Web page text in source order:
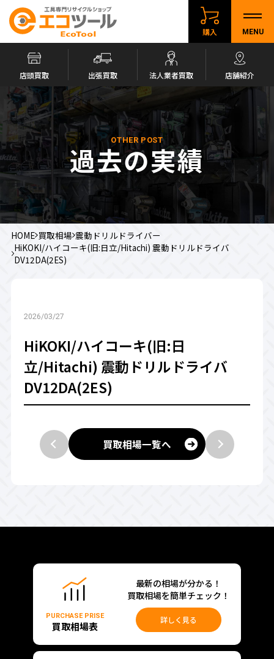
購入 MENU
店頭買取 出張買取 法人業者買取 店舗紹介
OTHER POST
過去の実績
HOME 買取相場 震動ドリルドライバー
HiKOKI/ハイコーキ(旧:日立/Hitachi) 震動ドリルドライバ
DV12DA(2ES)
2026/03/27
HiKOKI/ハイコーキ(旧:日
立/Hitachi) 震動ドリルドライバ
DV12DA(2ES)
買取相場一覧へ
PURCHASE PRISE
買取相場表
最新の相場が分かる！
買取相場を簡単チェック！
詳しく見る